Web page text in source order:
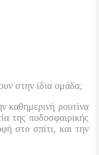
στην ίδια ομάδα;
καθημερινή ρουτίνα
της ποδοσφαιρικής
στο σπίτι, και την